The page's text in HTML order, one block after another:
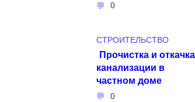
0
СТРОИТЕЛЬСТВО
Прочистка и откачка
канализации в
частном доме
0